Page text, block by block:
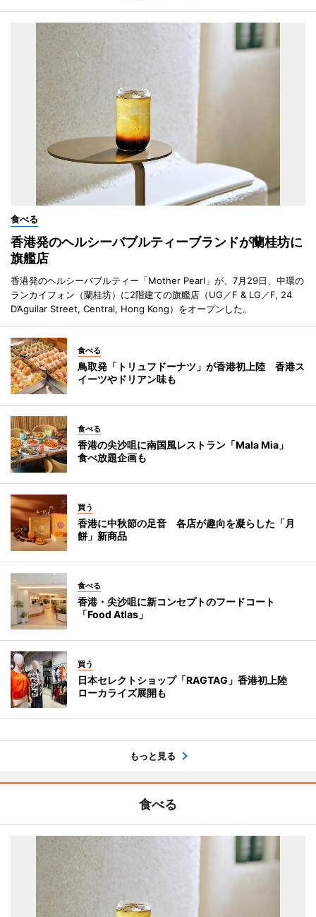
食べる
香港発のヘルシーバブルティーブランドが蘭桂坊に
旗艦店
香港発のヘルシーバブルティー「Mother Pearl」が、7月29日、中環の
ランカイフォン（蘭桂坊）に2階建ての旗艦店（UG／F & LG／F, 24
D’Aguilar Street, Central, Hong Kong）をオープンした。
食べる
鳥取発「トリュフドーナツ」が香港初上陸 香港ス
イーツやドリアン味も
食べる
香港の尖沙咀に南国風レストラン「Mala Mia」
食べ放題企画も
買う
香港に中秋節の足音 各店が趣向を凝らした「月
餅」新商品
食べる
香港・尖沙咀に新コンセプトのフードコート
「Food Atlas」
買う
日本セレクトショップ「RAGTAG」香港初上陸
ローカライズ展開も
もっと見る
食べる